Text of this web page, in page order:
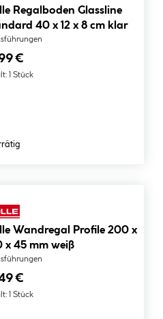
Regalboden Glassline
40 x 12 x 8 cm klar
€
1 Stück
Wandregal Profile 200 x
x 45 mm weiß
€
1 Stück